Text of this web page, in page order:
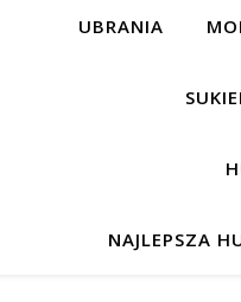
UBRANIA
NAJLEPSZA